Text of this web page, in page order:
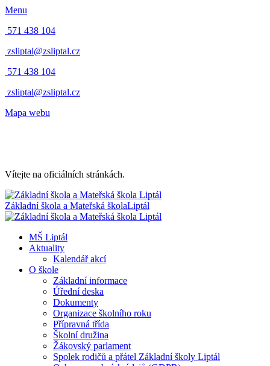
Menu
571 438 104
zsliptal@zsliptal.cz
571 438 104
zsliptal@zsliptal.cz
Mapa webu
Vítejte na oficiálních stránkách.
Základní škola a Mateřská školaLiptál
MŠ Liptál
Aktuality
Kalendář akcí
O škole
Základní informace
Úřední deska
Dokumenty
Organizace školního roku
Přípravná třída
Školní družina
Žákovský parlament
Spolek rodičů a přátel Základní školy Liptál